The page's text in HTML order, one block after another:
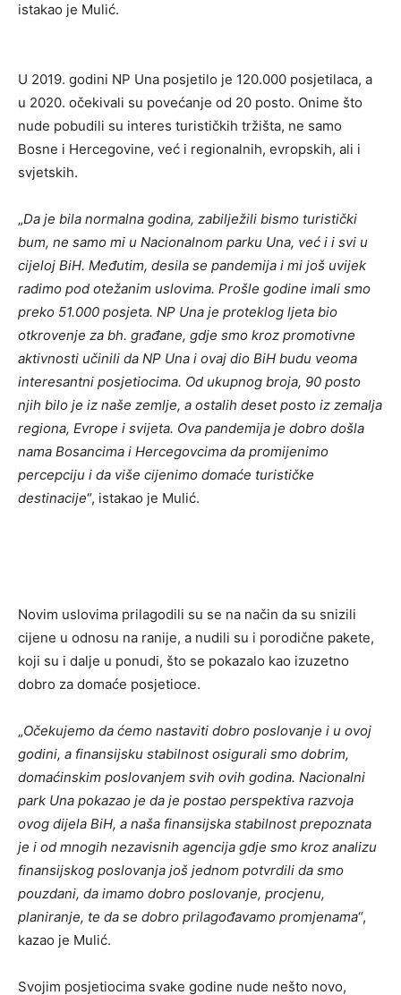
istakao je Mulić.
U 2019. godini NP Una posjetilo je 120.000 posjetilaca, a
u 2020. očekivali su povećanje od 20 posto. Onime što
nude pobudili su interes turističkih tržišta, ne samo
Bosne i Hercegovine, već i regionalnih, evropskih, ali i
svjetskih.
„Da je bila normalna godina, zabilježili bismo turistički
bum, ne samo mi u Nacionalnom parku Una, već i i svi u
cijeloj BiH. Međutim, desila se pandemija i mi još uvijek
radimo pod otežanim uslovima. Prošle godine imali smo
preko 51.000 posjeta. NP Una je proteklog ljeta bio
otkrovenje za bh. građane, gdje smo kroz promotivne
aktivnosti učinili da NP Una i ovaj dio BiH budu veoma
interesantni posjetiocima. Od ukupnog broja, 90 posto
njih bilo je iz naše zemlje, a ostalih deset posto iz zemalja
regiona, Evrope i svijeta. Ova pandemija je dobro došla
nama Bosancima i Hercegovcima da promijenimo
percepciju i da više cijenimo domaće turističke
destinacije“, istakao je Mulić.
Novim uslovima prilagodili su se na način da su snizili
cijene u odnosu na ranije, a nudili su i porodične pakete,
koji su i dalje u ponudi, što se pokazalo kao izuzetno
dobro za domaće posjetioce.
„Očekujemo da ćemo nastaviti dobro poslovanje i u ovoj
godini, a finansijsku stabilnost osigurali smo dobrim,
domaćinskim poslovanjem svih ovih godina. Nacionalni
park Una pokazao je da je postao perspektiva razvoja
ovog dijela BiH, a naša finansijska stabilnost prepoznata
je i od mnogih nezavisnih agencija gdje smo kroz analizu
finansijskog poslovanja još jednom potvrdili da smo
pouzdani, da imamo dobro poslovanje, procjenu,
planiranje, te da se dobro prilagođavamo promjenama“,
kazao je Mulić.
Svojim posjetiocima svake godine nude nešto novo,